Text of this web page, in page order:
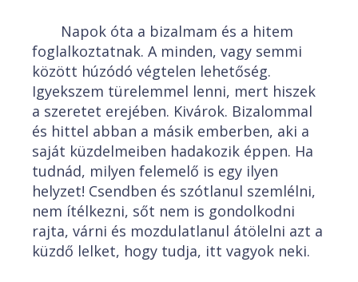
Napok óta a bizalmam és a hitem
foglalkoztatnak. A minden, vagy semmi
között húzódó végtelen lehetőség.
Igyekszem türelemmel lenni, mert hiszek
a szeretet erejében. Kivárok. Bizalommal
és hittel abban a másik emberben, aki a
saját küzdelmeiben hadakozik éppen. Ha
tudnád, milyen felemelő is egy ilyen
helyzet! Csendben és szótlanul szemlélni,
nem ítélkezni, sőt nem is gondolkodni
rajta, várni és mozdulatlanul átölelni azt a
küzdő lelket, hogy tudja, itt vagyok neki.